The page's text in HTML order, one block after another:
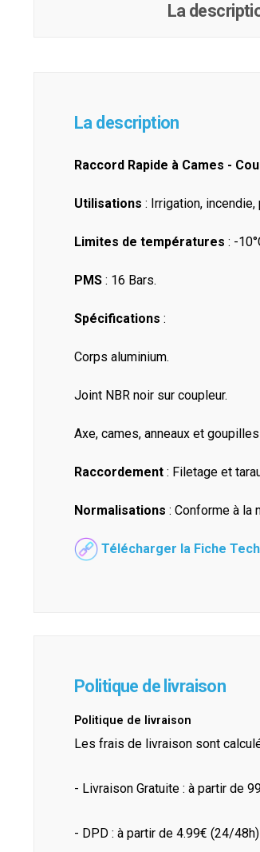
La
La description
Raccord Rapide à Cames -
Utilisations : Irrigation,
Limites de températures : -
PMS : 16 Bars.
Spécifications :
Corps aluminium.
Joint NBR noir sur coupleur.
Axe, cames, anneaux et
Raccordement : Filetage et
Normalisations : Conforme à la
Télécharger la Fiche
Politique de livraison
Politique de livraison
Les frais de livraison sont
- Livraison Gratuite : à partir de
- DPD : à partir de 4.99€ (24/48h)